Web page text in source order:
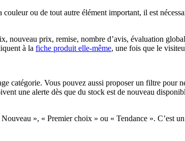
ou de tout autre élément important, il est
prix, remise, nombre d’avis, évaluation
à la fiche produit elle-même, une fois que le
catégorie. Vous pouvez aussi proposer un filtre pour
une alerte dès que du stock est de nouveau
», « Premier choix » ou « Tendance ». C’est